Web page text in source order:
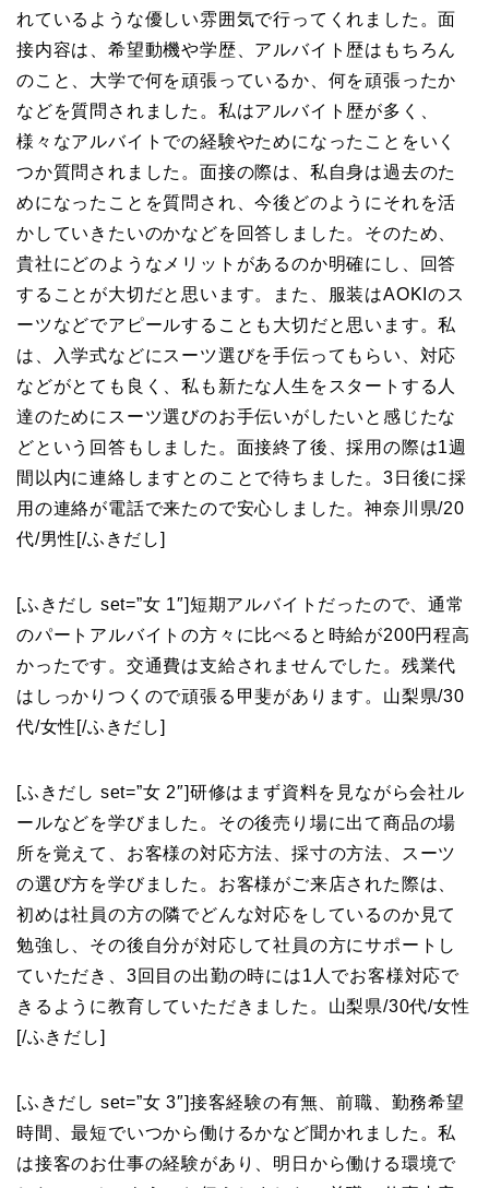
れているような優しい雰囲気で行ってくれました。面
接内容は、希望動機や学歴、アルバイト歴はもちろん
のこと、大学で何を頑張っているか、何を頑張ったか
などを質問されました。私はアルバイト歴が多く、
様々なアルバイトでの経験やためになったことをいく
つか質問されました。面接の際は、私自身は過去のた
めになったことを質問され、今後どのようにそれを活
かしていきたいのかなどを回答しました。そのため、
貴社にどのようなメリットがあるのか明確にし、回答
することが大切だと思います。また、服装はAOKIのス
ーツなどでアピールすることも大切だと思います。私
は、入学式などにスーツ選びを手伝ってもらい、対応
などがとても良く、私も新たな人生をスタートする人
達のためにスーツ選びのお手伝いがしたいと感じたな
どという回答もしました。面接終了後、採用の際は1週
間以内に連絡しますとのことで待ちました。3日後に採
用の連絡が電話で来たので安心しました。神奈川県/20
代/男性 [/ふきだし]
[ふきだし set=”女 1″]短期アルバイトだったので、通常
のパートアルバイトの方々に比べると時給が200円程高
かったです。交通費は支給されませんでした。残業代
はしっかりつくので頑張る甲斐があります。山梨県/30
代/女性 [/ふきだし]
[ふきだし set=”女 2″]研修はまず資料を見ながら会社ル
ールなどを学びました。その後売り場に出て商品の場
所を覚えて、お客様の対応方法、採寸の方法、スーツ
の選び方を学びました。お客様がご来店された際は、
初めは社員の方の隣でどんな対応をしているのか見て
勉強し、その後自分が対応して社員の方にサポートし
ていただき、3回目の出勤の時には1人でお客様対応で
きるように教育していただきました。山梨県/30代/女性
[/ふきだし]
[ふきだし set=”女 3″]接客経験の有無、前職、勤務希望
時間、最短でいつから働けるかなど聞かれました。私
は接客のお仕事の経験があり、明日から働ける環境で